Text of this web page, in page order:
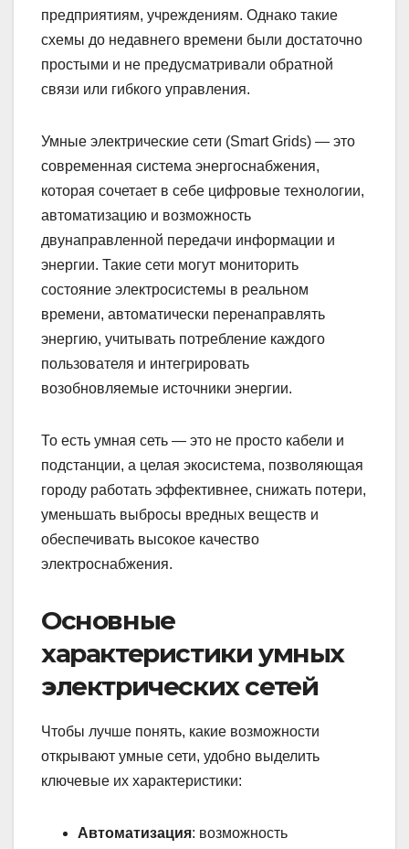
предприятиям, учреждениям. Однако такие
схемы до недавнего времени были достаточно
простыми и не предусматривали обратной
связи или гибкого управления.
Умные электрические сети (Smart Grids) — это
современная система энергоснабжения,
которая сочетает в себе цифровые технологии,
автоматизацию и возможность
двунаправленной передачи информации и
энергии. Такие сети могут мониторить
состояние электросистемы в реальном
времени, автоматически перенаправлять
энергию, учитывать потребление каждого
пользователя и интегрировать
возобновляемые источники энергии.
То есть умная сеть — это не просто кабели и
подстанции, а целая экосистема, позволяющая
городу работать эффективнее, снижать потери,
уменьшать выбросы вредных веществ и
обеспечивать высокое качество
электроснабжения.
Основные
характеристики умных
электрических сетей
Чтобы лучше понять, какие возможности
открывают умные сети, удобно выделить
ключевые их характеристики:
Автоматизация: возможность